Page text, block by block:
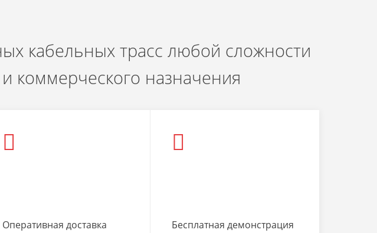
кабельных трасс любой сложности
коммерческого назначения
Оперативная доставка
Бесплатная демонстрация